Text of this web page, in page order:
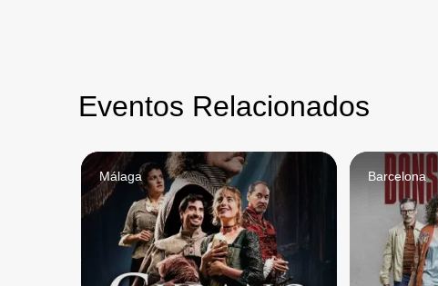
Eventos Relacionados
Málaga Barcelona